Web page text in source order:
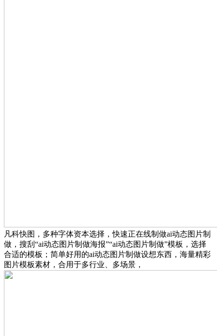
凡科快图，多种字体资本选择，快速正在线制做ai动态图片制
做，搜刮“ai动态图片制做海报”“ai动态图片制做”模板，选择
合适的模板；简单好用的ai动态图片制做设想东西，海量精彩
图片模板素材，合用于多行业、多场景，